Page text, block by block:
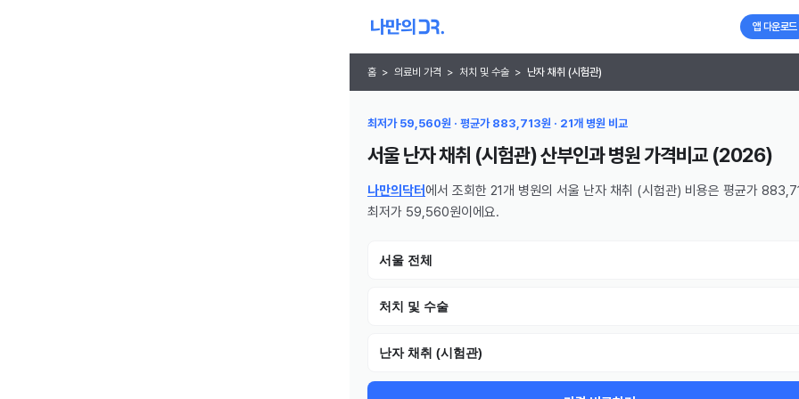
앱 다운로드
홈 > 의료비 가격 > 처치 및 수술 > 난자 채취 (시험관)
최저가 59,560원 · 평균가 883,713원 · 21개 병원 비교
서울 난자 채취 (시험관) 산부인과 병원가격비교 (2026)
나만의닥터 에서 조회한 21개 병원의 서울 난자 채취 (시험관) 비용은 평균가
최저가 59,560원이에요.
서울 전체
처치 및 수술
난자 채취 (시험관)